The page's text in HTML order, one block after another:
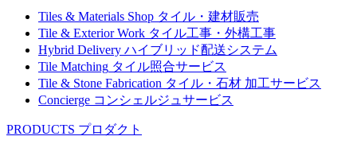
Tiles & Materials Shop タイル・建材販売
Tile & Exterior Work タイル工事・外構工事
Hybrid Delivery ハイブリッド配送システム
Tile Matching タイル照合サービス
Tile & Stone Fabrication タイル・石材 加工サービス
Concierge コンシェルジュサービス
PRODUCTS プロダクト